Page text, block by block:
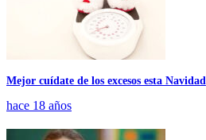
Mejor cuídate de los excesos esta Navidad
hace 18 años